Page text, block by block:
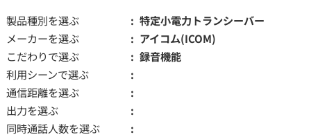
製品種別を選ぶ
特定小電力トランシーバー
メーカーを選ぶ
アイコム(ICOM)
こだわりで選ぶ
録音機能
利用シーンで選ぶ
通信距離を選ぶ
出力を選ぶ
同時通話人数を選ぶ